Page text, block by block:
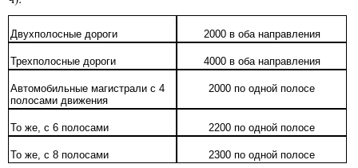
Двухполосные дороги 2000 в оба направления
Трехполосные дороги 4000 в оба направления
Автомобильные магистрали с 4
полосами движения
2000 по одной полосе
То же, с 6 полосами 2200 по одной полосе
То же, с 8 полосами 2300 по одной полосе